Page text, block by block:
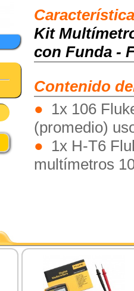
Kit
con Funda -
Contenido
1x 106
(promedio)
1x H-T6
multímetros